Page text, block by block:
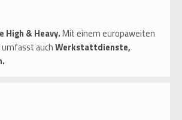
& Heavy.Mit einem europaweiten
auchWerkstattdienste,